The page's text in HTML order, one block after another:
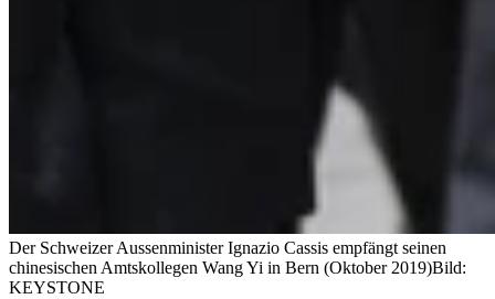
Der Schweizer Aussenminister Ignazio Cassis empfängt seinen
chinesischen Amtskollegen Wang Yi in Bern (Oktober 2019)Bild:
KEYSTONE